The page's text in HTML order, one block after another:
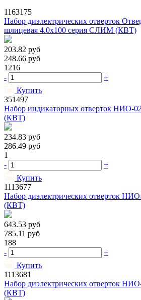
1163175
Набор диэлектрических отверток
шлицевая 4.0x100 серия СЛИМ (КВТ)
203.82 руб
248.66 руб
1216
-
+
Купить
351497
Набор индикаторных отверток НИО-
(КВТ)
234.83 руб
286.49 руб
1
-
+
Купить
1113677
Набор диэлектрических отверток
(КВТ)
643.53 руб
785.11 руб
188
-
+
Купить
1113681
Набор диэлектрических отверток
(КВТ)